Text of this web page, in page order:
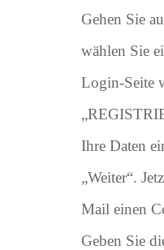
Gehen Sie
wählen Sie
Login-Seite
Ihre Daten
„Weiter“.
Mail einen
Geben Sie